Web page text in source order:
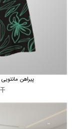
پیراهن